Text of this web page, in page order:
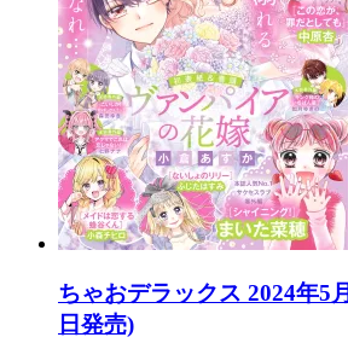
ちゃおデラックス 2024年5
日発売)